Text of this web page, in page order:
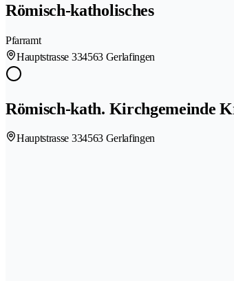
Römisch-katholisches
Pfarramt
Hauptstrasse 334563 Gerlafingen
Römisch-kath. Kirchgemeinde
Hauptstrasse 334563 Gerlafingen